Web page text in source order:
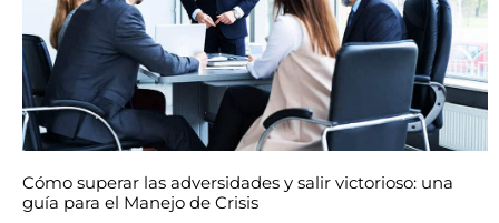
Cómo superar las adversidades y salir victorioso: una
guía para el Manejo de Crisis